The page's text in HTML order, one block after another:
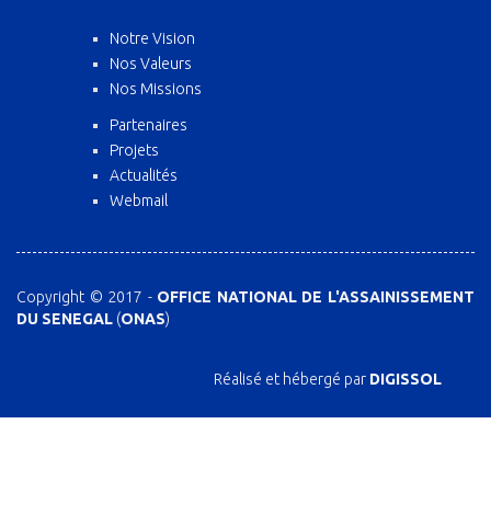
Notre Vision
Nos Valeurs
Nos Missions
Partenaires
Projets
Actualités
Webmail
Copyright © 2017 -OFFICE NATIONAL DE L'ASSAINISSEMENT
DU SENEGAL (ONAS)
Réalisé et hébergé par DIGISSOL